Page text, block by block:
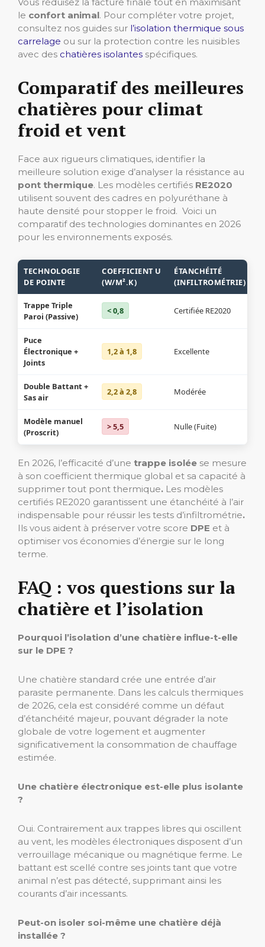
le confort animal. Pour compléter votre projet,
consultez nos guides sur l’isolation thermique sous
carrelage ou sur la protection contre les nuisibles
avec des chatières isolantes spécifiques.
Comparatif des meilleures
chatières pour climat
froid et vent
Face aux rigueurs climatiques, identifier la
meilleure solution exige d’analyser la résistance au
pont thermique. Les modèles certifiés RE2020
utilisent souvent des cadres en polyuréthane à
haute densité pour stopper le froid. Voici un
comparatif des technologies dominantes en 2026
pour les environnements exposés.
TECHNOLOGIE
DE POINTE
COEFFICIENT U
(W/M².K)
ÉTANCHÉITÉ
(INFILTROMÉTRIE)
Trappe Triple
Paroi (Passive)
< 0,8 Certifiée RE2020
Puce
Électronique +
Joints
1,2 à 1,8 Excellente
Double Battant +
Sas air
2,2 à 2,8 Modérée
Modèle manuel
(Proscrit)
> 5,5 Nulle (Fuite)
En 2026, l’efficacité d’une trappe isolée se mesure
à son coefficient thermique global et sa capacité à
supprimer tout pont thermique. Les modèles
certifiés RE2020 garantissent une étanchéité à l’air
indispensable pour réussir les tests d’infiltrométrie.
Ils vous aident à préserver votre score DPE et à
optimiser vos économies d’énergie sur le long
terme.
FAQ : vos questions sur la
chatière et l’isolation
Pourquoi l’isolation d’une chatière influe-t-elle
sur le DPE ?
Une chatière standard crée une entrée d’air
parasite permanente. Dans les calculs thermiques
de 2026, cela est considéré comme un défaut
d’étanchéité majeur, pouvant dégrader la note
globale de votre logement et augmenter
significativement la consommation de chauffage
estimée.
Une chatière électronique est-elle plus isolante
?
Oui. Contrairement aux trappes libres qui oscillent
au vent, les modèles électroniques disposent d’un
verrouillage mécanique ou magnétique ferme. Le
battant est scellé contre ses joints tant que votre
animal n’est pas détecté, supprimant ainsi les
courants d’air incessants.
Peut-on isoler soi-même une chatière déjà
installée ?